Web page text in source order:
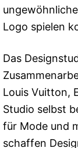
Logo spielen
Das
Louis Vuitton,
Studio selbst
für Mode und
schaffen